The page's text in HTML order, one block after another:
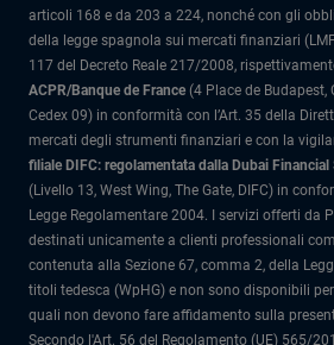
articoli 168 e da 203 a 224, nonché con gli
della legge spagnola sui mercati finanziari
117 del Decreto Reale 217/2008,
ACPR/Banque de France (4 Place de Budapest,
Cedex 09) in conformità con l’Art. 35 della
mercati degli strumenti finanziari e con la
filiale DIFC: regolamentata dalla Dubai
(Livello 13, West Wing, The Gate, DIFC) in
Legge Regolamentare 2004. I servizi offerti da
destinati unicamente a clienti professionali
contenuta alla Sezione 67, comma 2, della
titoli tedesca (WpHG) e non sono disponibili
quali non devono fare affidamento sulla
Secondo l'Art. 56 del Regolamento (UE) 565/